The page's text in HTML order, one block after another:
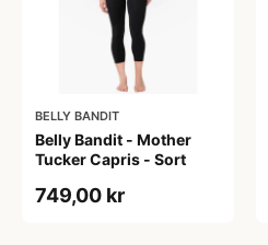
BELLY BANDIT
Belly Bandit - Mother
Tucker Capris - Sort
749,00 kr